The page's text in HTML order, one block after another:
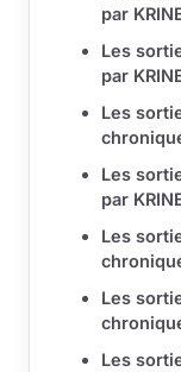
par
Les
par
Les
Les
par
Les
Les
Les